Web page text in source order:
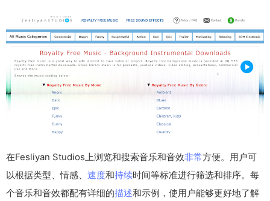
在Fesliyan Studios上浏览和搜索音乐和音效非常方便。用户可
以根据类型、情感、 速度和持续时间等标准进行筛选和排序。每
个音乐和音效都配有详细的描述和示例，使用户能够更好地了解